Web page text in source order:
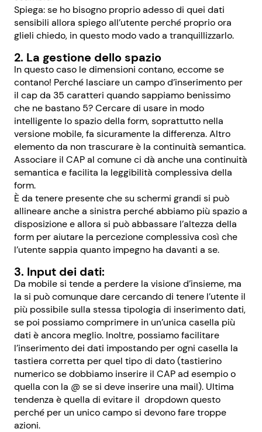
Spiega:se ho bisogno proprio adesso di quei dati
sensibili allora spiego all’utente perché proprio ora
glieli chiedo, in questo modo vado a tranquillizzarlo.
2. La gestione dello spazio
In questo caso le dimensioni contano, eccome se
contano! Perché lasciare un campo d’inserimento per
il cap da 35 caratteri quando sappiamo benissimo
che ne bastano 5? Cercare di usare in modo
intelligente lo spazio della form, soprattutto nella
versione mobile, fa sicuramente la differenza. Altro
elemento da non trascurare è la continuità semantica.
Associare il CAP al comune ci dà anche una continuità
semantica e facilita la leggibilità complessiva della
form.
È da tenere presente che su schermi grandi si può
allineare anche a sinistra perché abbiamo più spazio a
disposizione e allora si può abbassare l’altezza della
form per aiutare la percezione complessiva così che
l’utente sappia quanto impegno ha davanti a se.
3. Input dei dati:
Da mobile si tende a perdere la visione d’insieme, ma
la si può comunque dare cercando di tenere l’utente il
più possibile sulla stessa tipologia di inserimento dati,
se poi possiamo comprimere in un’unica casella più
dati è ancora meglio. Inoltre, possiamo facilitare
l’inserimento dei dati impostando per ogni casella la
tastiera corretta per quel tipo di dato (tastierino
numerico se dobbiamo inserire il CAP ad esempio o
quella con la @ se si deve inserire una mail). Ultima
tendenza è quella di evitare il dropdown questo
perché per un unico campo si devono fare troppe
azioni.